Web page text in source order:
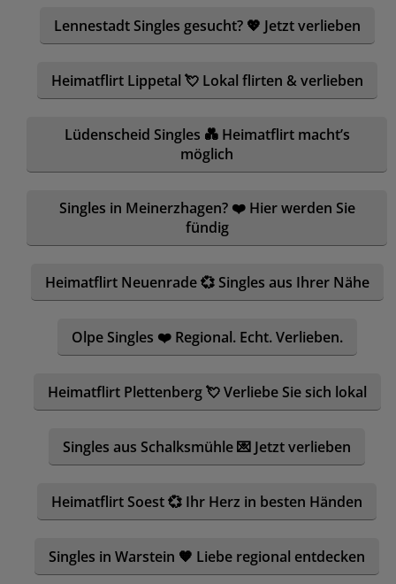
Lennestadt Singles gesucht? 💖 Jetzt verlieben
Heimatflirt Lippetal 💘 Lokal flirten & verlieben
Lüdenscheid Singles 💑 Heimatflirt macht’s
möglich
Singles in Meinerzhagen? ❤️ Hier werden Sie
fündig
Heimatflirt Neuenrade 💞 Singles aus Ihrer Nähe
Olpe Singles ❤️ Regional. Echt. Verlieben.
Heimatflirt Plettenberg 💘 Verliebe Sie sich lokal
Singles aus Schalksmühle 💌 Jetzt verlieben
Heimatflirt Soest 💞 Ihr Herz in besten Händen
Singles in Warstein 🧡 Liebe regional entdecken